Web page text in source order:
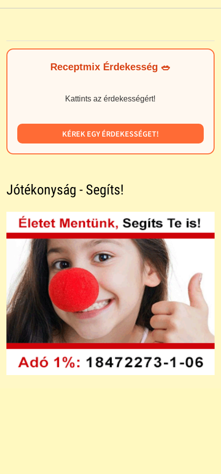
Receptmix Érdekesség 🥗
Kattints az érdekességért!
KÉREK EGY ÉRDEKESSÉGET!
Jótékonyság - Segíts!